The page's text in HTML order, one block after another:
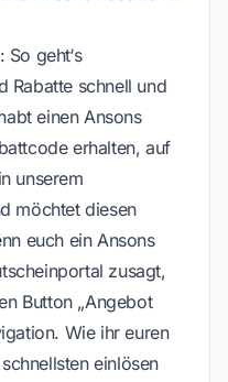
geht‘s
Rabatte schnell und
einen Ansons
erhalten, auf
unserem
möchtet diesen
euch ein Ansons
zusagt,
Button „Angebot
Wie ihr euren
einlösen